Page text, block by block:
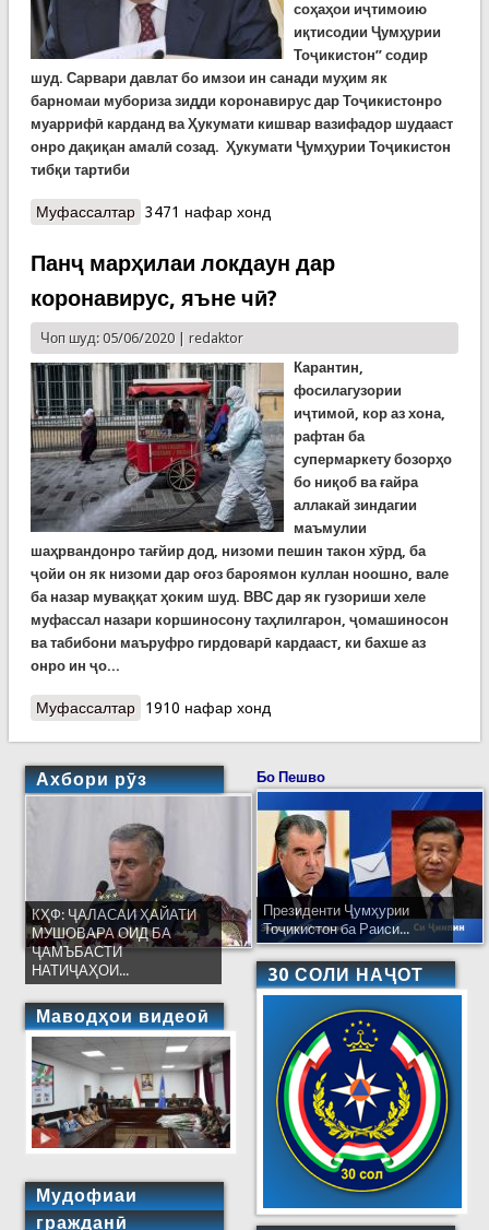
соҳаҳои иҷтимоию
иқтисодии Ҷумҳурии
Тоҷикистон” содир
шуд. Сарвари давлат бо имзои ин санади муҳим як
барномаи мубориза зидди коронавирус дар Тоҷикистонро
муаррифӣ карданд ва Ҳукумати кишвар вазифадор шудааст
онро дақиқан амалӣ созад. Ҳукумати Ҷумҳурии Тоҷикистон
тибқи тартиби
Муфассалтаро Фармони Президенти Ҷумҳурии Тоҷикистон
сироятии СOVID-19...” содир шуд
3471 нафар хонд
Панҷ марҳилаи локдаун дар
коронавирус, яъне чӣ?
Чоп шуд: 05/06/2020 | redaktor
Карантин,
фосилагузории
иҷтимоӣ, кор аз хона,
рафтан ба
супермаркету бозорҳо
бо ниқоб ва ғайра
аллакай зиндагии
маъмулии
шаҳрвандонро тағйир дод, низоми пешин такон хӯрд, ба
ҷойи он як низоми дар оғоз бароямон куллан ноошно, вале
ба назар муваққат ҳоким шуд. ВВС дар як гузориши хеле
муфассал назари коршиносону таҳлилгарон, ҷомашиносон
ва табибони маъруфро гирдоварӣ кардааст, ки бахше аз
онро ин ҷо...
Муфассалтаро Панҷ марҳилаи локдаун дар коронавирус,
1910 нафар хонд
Ахбори рӯз
КҲФ: ҶАЛАСАИ ҲАЙАТИ
МУШОВАРА ОИД БА
ҶАМЪБАСТИ
НАТИҶАҲОИ...
Маводҳои видеоӣ
Мудофиаи
гражданӣ
Бо Пешво
Президенти Ҷумҳурии
Тоҷикистон ба Раиси...
30 СОЛИ НАҶОТ